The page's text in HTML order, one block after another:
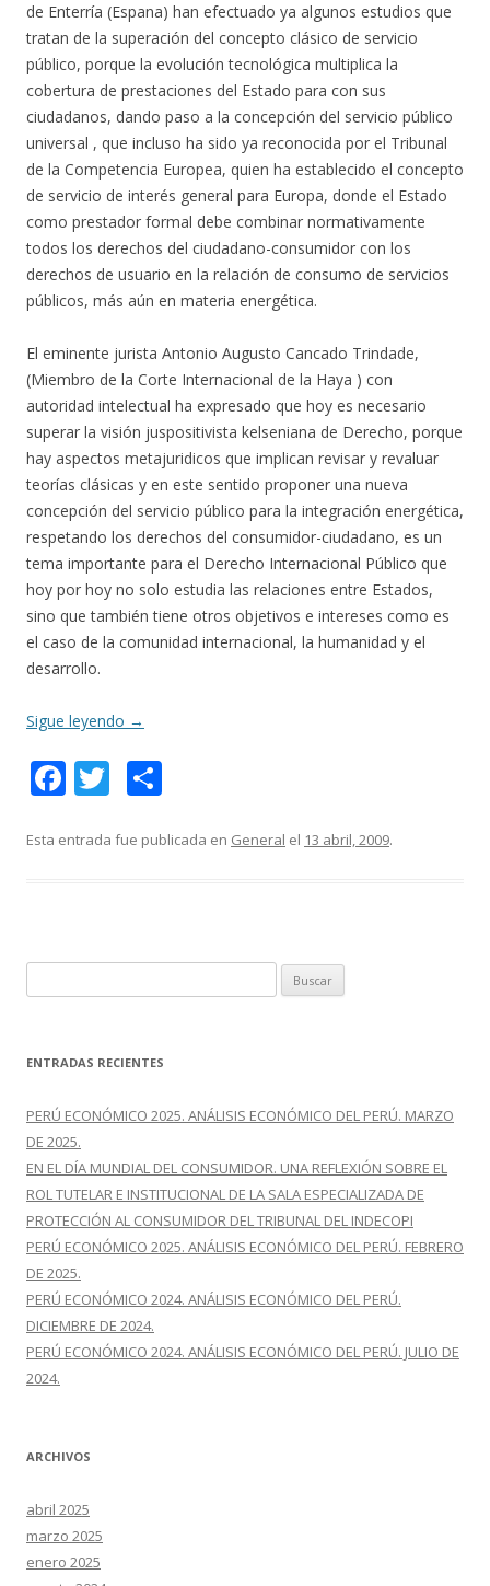
de Enterría (Espana) han efectuado ya algunos estudios que
tratan de la superación del concepto clásico de servicio
público, porque la evolución tecnológica multiplica la
cobertura de prestaciones del Estado para con sus
ciudadanos, dando paso a la concepción del servicio público
universal , que incluso ha sido ya reconocida por el Tribunal
de la Competencia Europea, quien ha establecido el concepto
de servicio de interés general para Europa, donde el Estado
como prestador formal debe combinar normativamente
todos los derechos del ciudadano-consumidor con los
derechos de usuario en la relación de consumo de servicios
públicos, más aún en materia energética.
El eminente jurista Antonio Augusto Cancado Trindade,
(Miembro de la Corte Internacional de la Haya ) con
autoridad intelectual ha expresado que hoy es necesario
superar la visión juspositivista kelseniana de Derecho, porque
hay aspectos metajuridicos que implican revisar y revaluar
teorías clásicas y en este sentido proponer una nueva
concepción del servicio público para la integración energética,
respetando los derechos del consumidor-ciudadano, es un
tema importante para el Derecho Internacional Público que
hoy por hoy no solo estudia las relaciones entre Estados,
sino que también tiene otros objetivos e intereses como es
el caso de la comunidad internacional, la humanidad y el
desarrollo.
Sigue leyendo →
F
e
o
k
T
itt m
ti
r
Esta entrada fue publicada en General el 13 abril, 2009.
u
c
r
:
ENTRADAS RECIENTES
PERÚ ECONÓMICO 2025. ANÁLISIS ECONÓMICO DEL PERÚ. MARZO
DE 2025.
EN EL DÍA MUNDIAL DEL CONSUMIDOR. UNA REFLEXIÓN SOBRE EL
ROL TUTELAR E INSTITUCIONAL DE LA SALA ESPECIALIZADA DE
PROTECCIÓN AL CONSUMIDOR DEL TRIBUNAL DEL INDECOPI
PERÚ ECONÓMICO 2025. ANÁLISIS ECONÓMICO DEL PERÚ. FEBRERO
DE 2025.
PERÚ ECONÓMICO 2024. ANÁLISIS ECONÓMICO DEL PERÚ.
DICIEMBRE DE 2024.
PERÚ ECONÓMICO 2024. ANÁLISIS ECONÓMICO DEL PERÚ. JULIO DE
2024.
ARCHIVOS
abril 2025
marzo 2025
enero 2025